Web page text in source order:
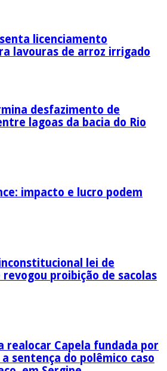
licenciamento
lavouras de arroz irrigado
desfazimento de
lagoas da bacia do Rio
impacto e lucro podem
lei de
revogou proibição de sacolas
realocar Capela fundada por
a sentença do polêmico caso